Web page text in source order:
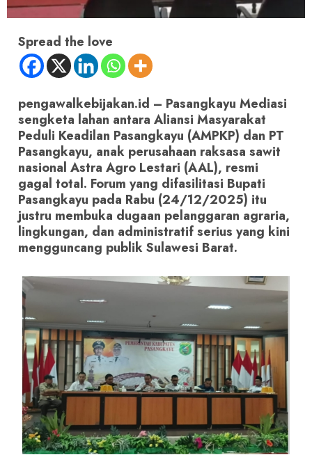
Spread the love
pengawalkebijakan.id – Pasangkayu Mediasi
sengketa lahan antara Aliansi Masyarakat
Peduli Keadilan Pasangkayu (AMPKP) dan PT
Pasangkayu, anak perusahaan raksasa sawit
nasional Astra Agro Lestari (AAL), resmi
gagal total. Forum yang difasilitasi Bupati
Pasangkayu pada Rabu (24/12/2025) itu
justru membuka dugaan pelanggaran agraria,
lingkungan, dan administratif serius yang kini
mengguncang publik Sulawesi Barat.